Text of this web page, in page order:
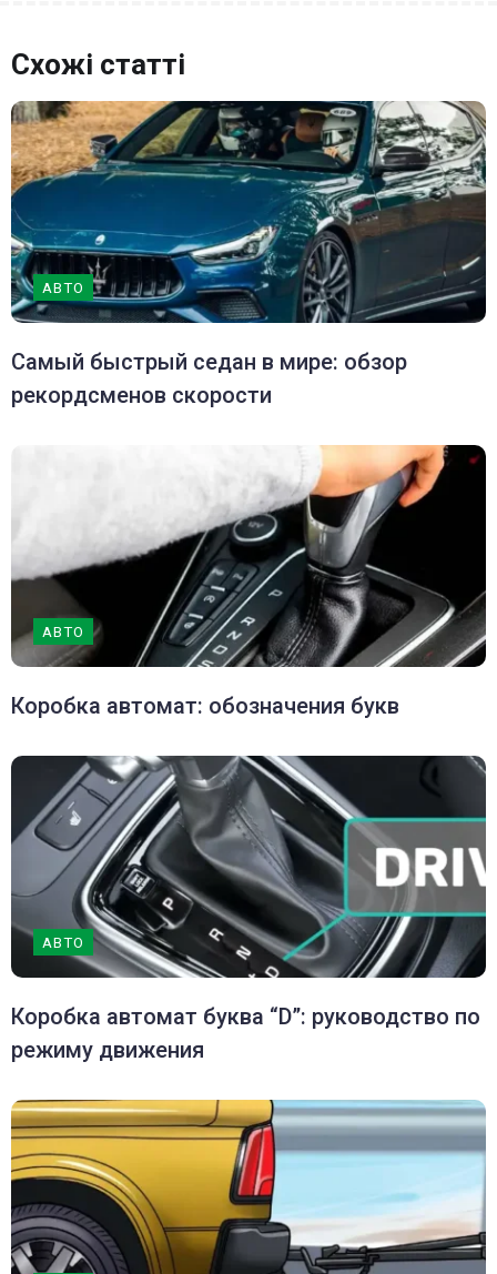
Схожі статті
АВТО
Самый быстрый седан в мире: обзор
рекордсменов скорости
АВТО
Коробка автомат: обозначения букв
АВТО
Коробка автомат буква “D”: руководство по
режиму движения